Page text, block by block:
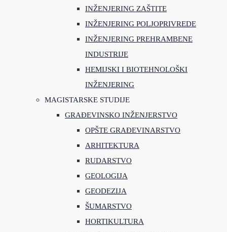
INŽENJERING ZAŠTITE
INŽENJERING POLJOPRIVREDE
INŽENJERING PREHRAMBENE
INDUSTRIJE
HEMIJSKI I BIOTEHNOLOŠKI
INŽENJERING
MAGISTARSKE STUDIJE
GRAĐEVINSKO INŽENJERSTVO
OPŠTE GRAĐEVINARSTVO
ARHITEKTURA
RUDARSTVO
GEOLOGIJA
GEODEZIJA
ŠUMARSTVO
HORTIKULTURA